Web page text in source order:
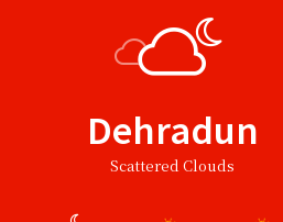
Dehradun
Scattered Clouds